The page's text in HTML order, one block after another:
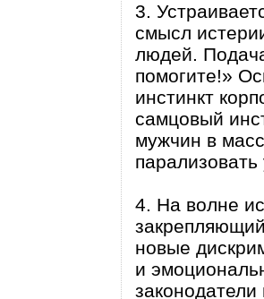
3.
смысл
людей.
помогите!»
инстинкт
самцовый
мужчин в
4. На волне
новые
и